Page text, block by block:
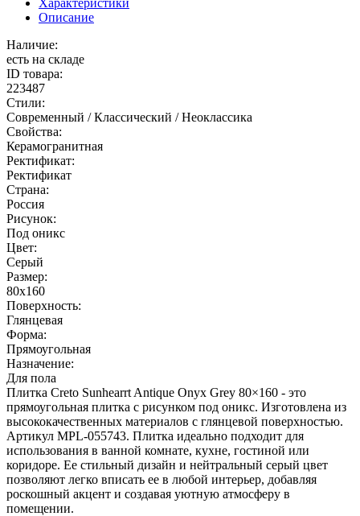
Описание
Наличие:
есть на складе
ID товара:
223487
Стили:
Современный / Классический / Неоклассика
Свойства:
Керамогранитная
Ректификат:
Ректификат
Страна:
Россия
Рисунок:
Под оникс
Цвет:
Серый
Размер:
80x160
Поверхность:
Глянцевая
Форма:
Прямоугольная
Назначение:
Для пола
Плитка Creto Sunhearrt Antique Onyx Grey 80×160 - это
прямоугольная плитка с рисунком под оникс. Изготовлена из
высококачественных материалов с глянцевой поверхностью.
Артикул MPL-055743. Плитка идеально подходит для
использования в ванной комнате, кухне, гостиной или
коридоре. Ее стильный дизайн и нейтральный серый цвет
позволяют легко вписать ее в любой интерьер, добавляя
роскошный акцент и создавая уютную атмосферу в
помещении.